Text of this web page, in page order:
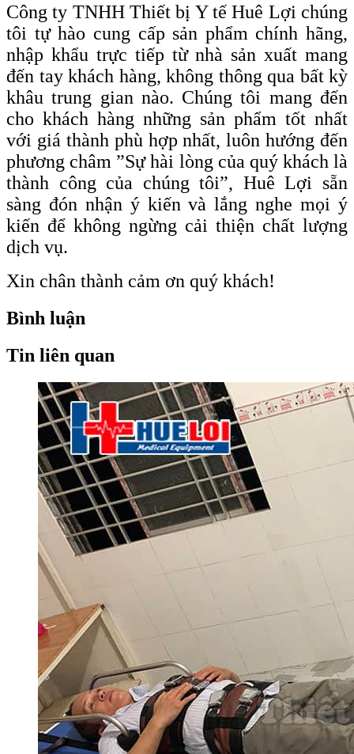
Công ty TNHH Thiết bị Y tế Huê Lợi chúng
tôi tự hào cung cấp sản phẩm chính hãng,
nhập khẩu trực tiếp từ nhà sản xuất mang
đến tay khách hàng, không thông qua bất kỳ
khâu trung gian nào. Chúng tôi mang đến
cho khách hàng những sản phẩm tốt nhất
với giá thành phù hợp nhất, luôn hướng đến
phương châm ”Sự hài lòng của quý khách là
thành công của chúng tôi”, Huê Lợi sẵn
sàng đón nhận ý kiến và lắng nghe mọi ý
kiến để không ngừng cải thiện chất lượng
dịch vụ.
Xin chân thành cảm ơn quý khách!
Bình luận
Tin liên quan